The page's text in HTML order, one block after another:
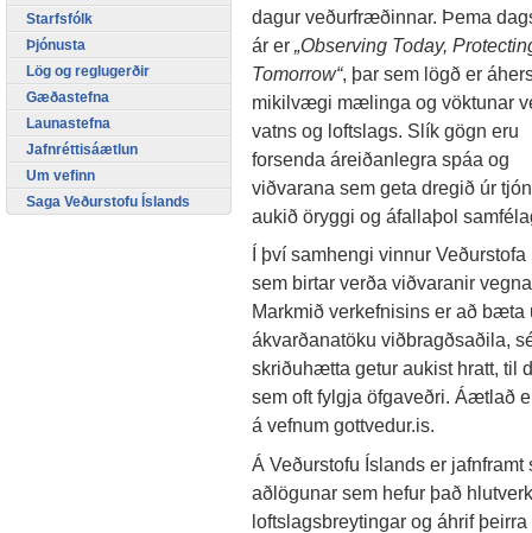
dagur veðurfræðinnar. Þema
ár er „Observing Today,
Tomorrow“, þar sem lögð er
mikilvægi mælinga og vöktunar
vatns og loftslags. Slík gögn eru
forsenda áreiðanlegra spáa og
viðvarana sem geta dregið úr
aukið öryggi og áfallaþol
Í því samhengi vinnur
sem birtar verða viðvaranir
Markmið verkefnisins er að
ákvarðanatöku viðbragðsaðila,
skriðuhætta getur aukist hratt, til
sem oft fylgja öfgaveðri. Áætlað
á vefnum gottvedur.is.
Á Veðurstofu Íslands er
aðlögunar sem hefur það
loftslagsbreytingar og áhrif
Starfsfólk
Þjónusta
Lög og reglugerðir
Gæðastefna
Launastefna
Jafnréttisáætlun
Um vefinn
Saga Veðurstofu Íslands